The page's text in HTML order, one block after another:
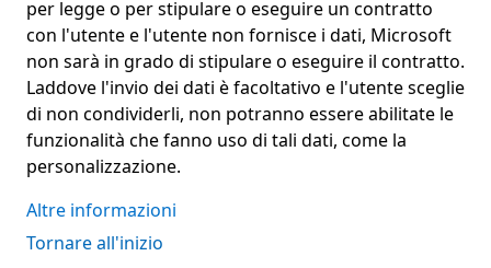
per legge o per stipulare o eseguire un contratto
con l'utente e l'utente non fornisce i dati, Microsoft
non sarà in grado di stipulare o eseguire il contratto.
Laddove l'invio dei dati è facoltativo e l'utente sceglie
di non condividerli, non potranno essere abilitate le
funzionalità che fanno uso di tali dati, come la
personalizzazione.
Altre informazioni
Tornare all'inizio